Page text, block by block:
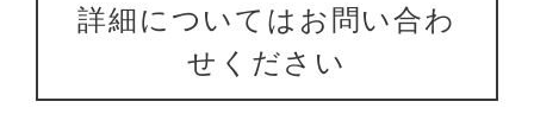
詳細についてはお問い合わ
せください